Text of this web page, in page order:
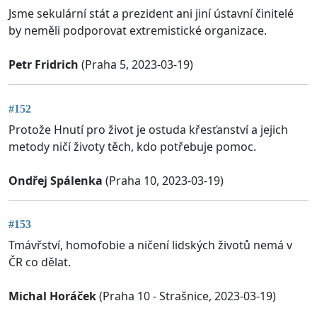
Jsme sekulární stát a prezident ani jiní ústavní činitelé
by neměli podporovat extremistické organizace.
Petr Fridrich (Praha 5, 2023-03-19)
#152
Protože Hnutí pro život je ostuda křesťanství a jejich
metody ničí životy těch, kdo potřebuje pomoc.
Ondřej Spálenka (Praha 10, 2023-03-19)
#153
Tmávřství, homofobie a ničení lidských životů nemá v
ČR co dělat.
Michal Horáček(Praha 10 - Strašnice, 2023-03-19)